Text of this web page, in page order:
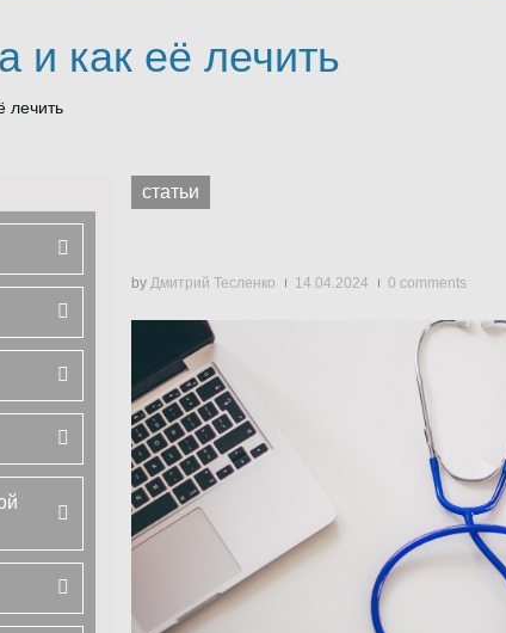
и как её лечить
лечить
статьи
by Дмитрий Тесленко 14.04.2024 0 comments